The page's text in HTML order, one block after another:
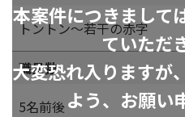
本案件につきまして
ていただ
大変恐れ入りますが
よう、お願い
トントン～若干の赤字
職員数
5名前後